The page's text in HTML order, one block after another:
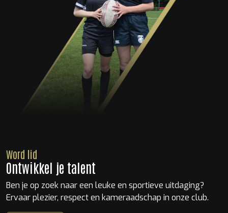
Word lid
Ontwikkel je talent
Ben je op zoek naar een leuke en sportieve uitdaging?
Ervaar plezier, respect en kameraadschap in onze club.